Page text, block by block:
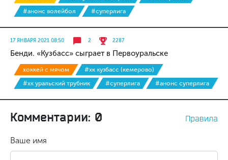
#анонс волейбол
#суперлига
17 ЯНВАРЯ 2021 08:50 2 2287
Бенди. «Кузбасс» сыграет в Первоуральске
хоккей с мячом
#хк кузбасс (кемерово)
#хк уральский трубник
#суперлига #анонс суперлига
Комментарии: 0 Правила
Ваше имя